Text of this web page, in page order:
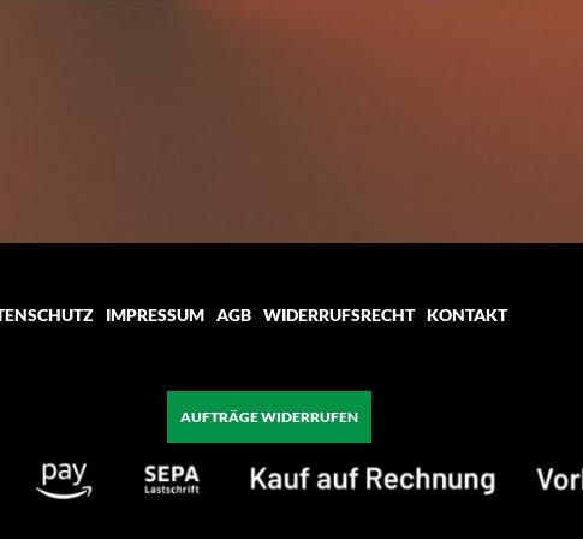
IMPRESSUM AGB WIDERRUFSRECHT KONTAKT
AUFTRÄGE WIDERRUFEN